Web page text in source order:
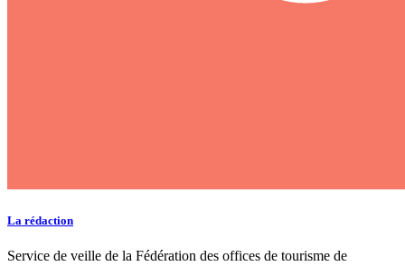
La rédaction
Service de veille de la Fédération des offices de tourisme de